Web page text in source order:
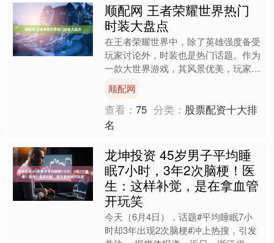
顺配网 王者荣耀世界热门
时装大盘点
在王者荣耀世界中，除了英雄强度备受
玩家讨论外，时装也是热门话题。作为
一款大世界游戏，其风景优美，玩家只
更赏心悦目，玩家选时装格....
顺配网
查看：75 分类： 股票配资十大排
名
龙坤投资 45岁男子平均睡
眠7小时，3年2次脑梗！医
生：这样补觉，是在拿血管
开玩笑
今天（6月4日），话题#平均睡眠7小
时却3年出现2次脑梗#冲上热搜，引发